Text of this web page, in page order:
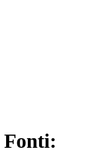
Fonti: